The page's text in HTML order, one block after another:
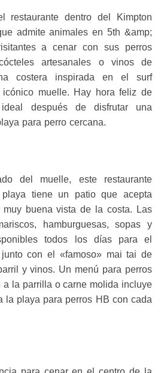
restaurante dentro del Kimpton
admite animales en 5th &amp;
a cenar con sus perros
artesanales o vinos de
costera inspirada en el surf
muelle. Hay hora feliz de
después de disfrutar una
para perro cercana.
del muelle, este restaurante
tiene un patio que acepta
muy buena vista de la costa. Las
hamburguesas, sopas y
todos los días para el
con el «famoso» mai tai de
y vinos. Un menú para perros
a la parrilla o carne molida incluye
la playa para perros HB con cada